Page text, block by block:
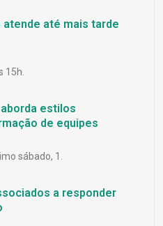
atende até mais tarde
15h.
estilos
de equipes
sábado, 1.
a responder